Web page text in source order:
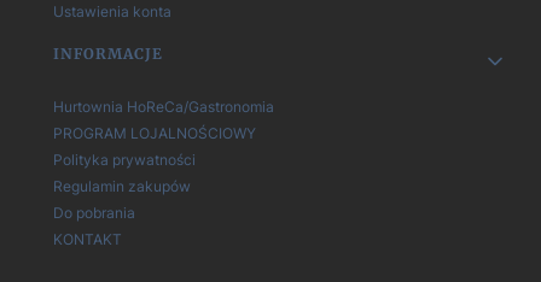
Ustawienia konta
INFORMACJE
Hurtownia HoReCa/Gastronomia
PROGRAM LOJALNOŚCIOWY
Polityka prywatności
Regulamin zakupów
Do pobrania
KONTAKT